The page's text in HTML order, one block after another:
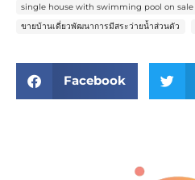
single house with swimming pool on sale
ขายบ้านเดี่ยวพัฒนาการมีสระว่ายน้ำส่วนตัว
Facebook